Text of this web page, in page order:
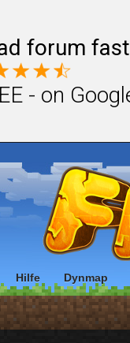
forum
- on
Hilfe Dynmap